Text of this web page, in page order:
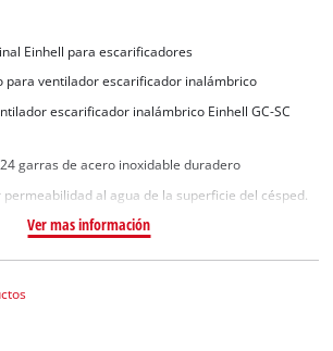
Einhell para escarificadores
para ventilador escarificador inalámbrico
escarificador inalámbrico Einhell GC-SC
garras de acero inoxidable duradero
al agua de la superficie del césped.
Ver mas información